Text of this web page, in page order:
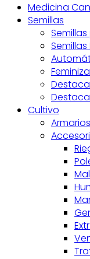
Medicina
Semillas
Cultivo